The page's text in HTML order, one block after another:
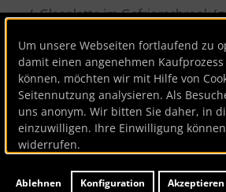
Glasplatte im Gefrierschrank
Glasplatte im
Artikelnummer BK82877
Lieferzeit: ca. 1-3 Werktage
Um unsere Webseiten fortlaufend zu
damit einen angenehmen
können, möchten wir mit Hilfe von
Seitennutzung analysieren. Als
uns anonym. Wir bitten Sie daher, in
einzuwilligen. Ihre Einwilligung
widerrufen.
Akzeptieren
Ablehnen Konfiguration